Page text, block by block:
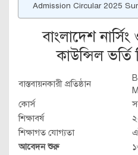
Admission Circular 2025
বাংলাদেশ
কাউন্সিল ভর্তি
বাস্তবায়নকারী প্রতিষ্ঠান
কোর্স
শিক্ষাবর্ষ
শিক্ষাগত যোগ্যতা
আবেদন শুরু